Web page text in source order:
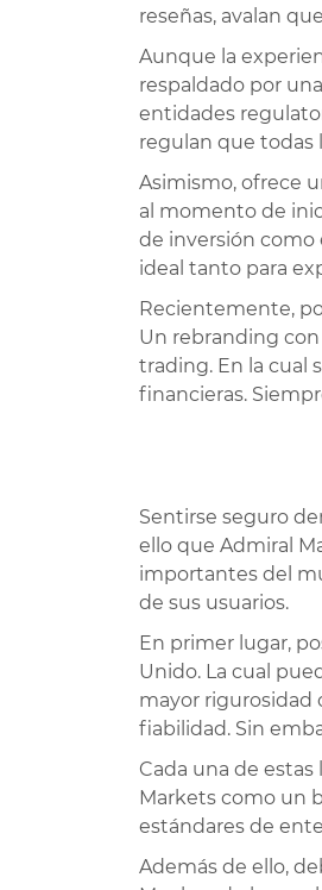
reseñas, avalan
Aunque la
respaldado por
entidades
regulan que todas
Asimismo, ofrece
al momento de
de inversión como
ideal tanto para
Recientemente,
Un rebranding
trading. En la cual
financieras.
Sentirse seguro
ello que Admiral
importantes del
de sus usuarios.
En primer lugar,
Unido. La cual
mayor rigurosidad
fiabilidad. Sin
Cada una de
Markets como un
estándares de
Además de ello,